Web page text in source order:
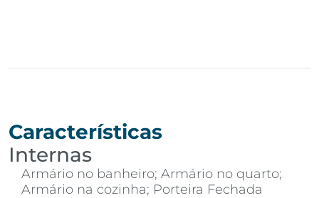
Características
Internas
Armário no banheiro; Armário no quarto;
Armário na cozinha; Porteira Fechada